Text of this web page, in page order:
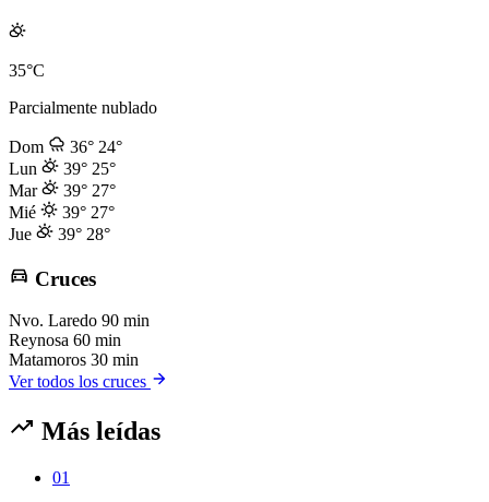
35°C
Parcialmente nublado
Dom 36° 24°
Lun
39° 25°
Mar
39° 27°
Mié
39° 27°
Jue
39° 28°
Cruces
Nvo. Laredo 90 min
Reynosa 60 min
Matamoros 30 min
Ver todos los cruces
Más leídas
01